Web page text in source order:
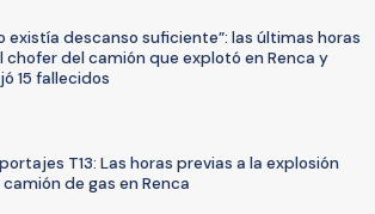
existía descanso suficiente”: las últimas horas
chofer del camión que explotó en Renca y
15 fallecidos
T13: Las horas previas a la explosión
de gas en Renca